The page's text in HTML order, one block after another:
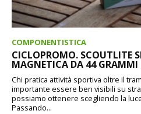
COMPONENTISTICA
CICLOPROMO. SCOUTLITE
MAGNETICA DA 44 GRAMMI
Chi pratica attività sportiva oltre il
importante essere ben visibili su
possiamo ottenere scegliendo la
Passando...